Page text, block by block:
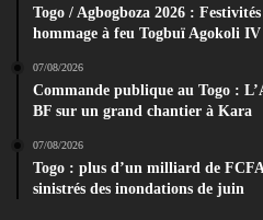
Togo / Agbogboza 2026 :
hommage à feu Togbuï Agokoli IV
07/08/2026
Commande publique au Togo :
BF sur un grand chantier à Kara
07/08/2026
Togo : plus d’un milliard de
sinistrés des inondations de juin